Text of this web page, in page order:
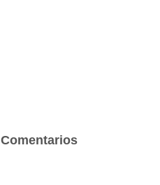
Comentarios